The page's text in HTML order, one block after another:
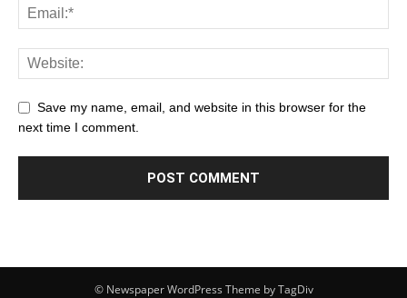
Save my name, email, and website in this browser for the
next time I comment.
© Newspaper WordPress Theme by TagDiv